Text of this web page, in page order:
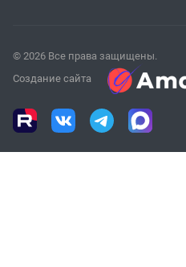
© 2026 Все права защищены.
Создание сайта